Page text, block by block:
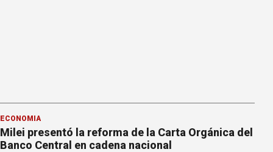
ECONOMÍA
Milei presentó la reforma de la Carta Orgánica del
Banco Central en cadena nacional